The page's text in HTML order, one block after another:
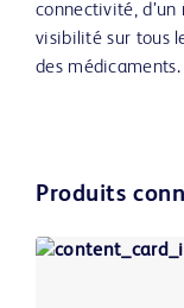
connectivité,
visibilité sur tous
des médicaments.
Produits